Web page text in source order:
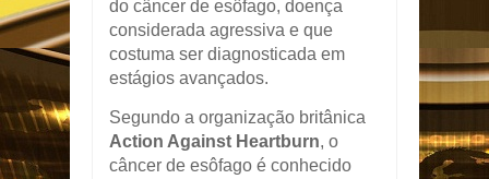
do câncer de esôfago, doença
considerada agressiva e que
costuma ser diagnosticada em
estágios avançados.
Segundo a organização britânica
Action Against Heartburn, o
câncer de esôfago é conhecido